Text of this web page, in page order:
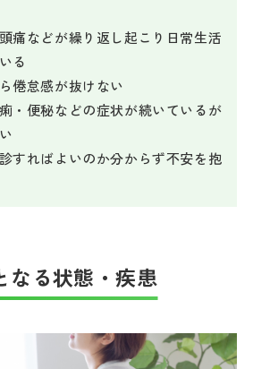
痛などが繰り返し起こり日常生活
る
倦怠感が抜けない
・便秘などの症状が続いているが
すればよいのか分からず不安を抱
なる状態・疾患